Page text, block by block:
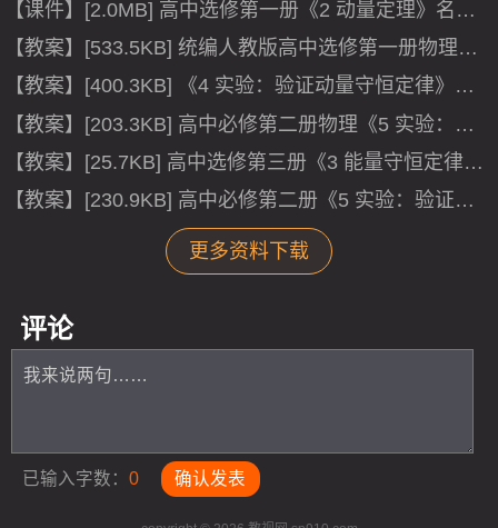
【课件】[2.0MB] 高中选修第一册《2 动量定理》名师
优质课ppt课件.ppt
【教案】[533.5KB] 统编人教版高中选修第一册物理
《4 实验：验证动量守恒定律》集体备课教案教学设计.
doc
【教案】[400.3KB] 《4 实验：验证动量守恒定律》最
新教研教案教学设计（统编人教版高中选修第一册）.d
ocx
【教案】[203.3KB] 高中必修第二册物理《5 实验：验
证机械能守恒定律》获奖说课教案教学设计.docx
【教案】[25.7KB] 高中选修第三册《3 能量守恒定律》
优质课教案教学设计.docx
【教案】[230.9KB] 高中必修第二册《5 实验：验证机
械能守恒定律》优质课教案教学设计.docx
更多资料下载
评论
已输入字数：